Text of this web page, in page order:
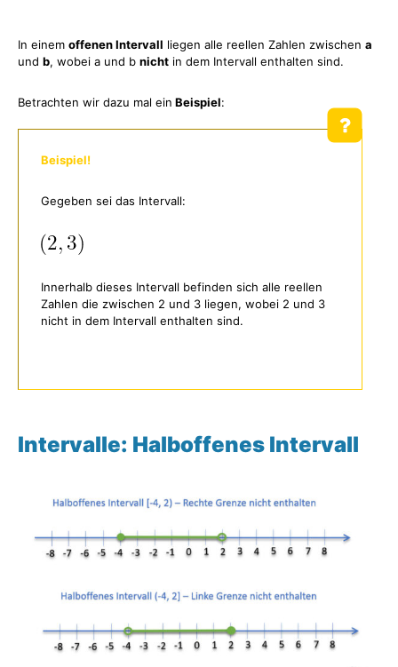
In einem offenen Intervall liegen alle reellen Zahlen zwischen a
und b, wobei a und b nicht in dem Intervall enthalten sind.
Betrachten wir dazu mal ein Beispiel:
Beispiel!
Gegeben sei das Intervall:
Innerhalb dieses Intervall befinden sich alle reellen
Zahlen die zwischen 2 und 3 liegen, wobei 2 und 3
nicht in dem Intervall enthalten sind.
Intervalle: Halboffenes Intervall